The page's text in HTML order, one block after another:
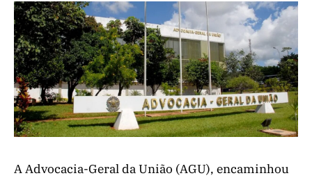
A Advocacia-Geral da União (AGU), encaminhou